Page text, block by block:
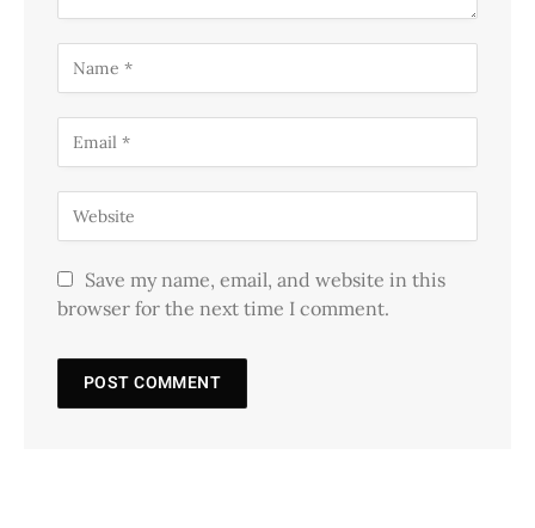
Save my name, email, and website in this
browser for the next time I comment.